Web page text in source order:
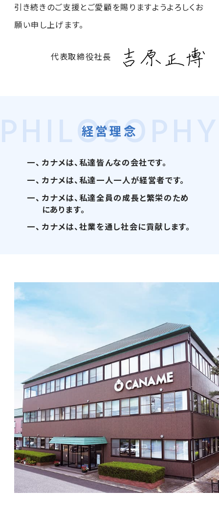
引き続きのご支援とご愛顧を賜りますようよろしくお
願い申し上げます。
代表取締役社長
経営理念
一、 カナメは、私達皆んなの会社です。
一、 カナメは、私達一人一人が経営者です。
一、 カナメは、私達全員の成長と繁栄のため
にあります。
一、 カナメは、社業を通し社会に貢献します。